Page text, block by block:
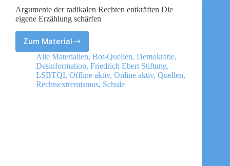
Argumente der radikalen Rechten entkräften Die
eigene Erzählung schärfen
Zum Material
Argumente
der
radikalen
Rechten
entkräften
Alle Materialien, Bot-Quellen, Demokratie,
Desinformation, Friedrich Ebert Stiftung,
LSBTQI, Offline aktiv, Online aktiv, Quellen,
Rechtsextremismus, Schule